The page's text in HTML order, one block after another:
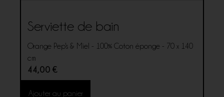
Serviette de bain
Orange Pep's & Miel - 100% Coton éponge - 70 x 140
cm
44,00 €
Ajouter au panier